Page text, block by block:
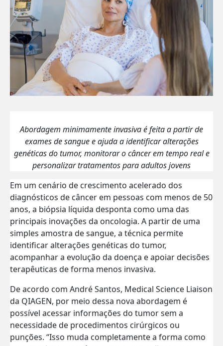
Abordagem minimamente invasiva é feita a partir de
exames de sangue e ajuda a identificar alterações
genéticas do tumor, monitorar o câncer em tempo real e
personalizar tratamentos para adultos jovens
Em um cenário de crescimento acelerado dos
diagnósticos de câncer em pessoas com menos de 50
anos, a biópsia líquida desponta como uma das
principais inovações da oncologia. A partir de uma
simples amostra de sangue, a técnica permite
identificar alterações genéticas do tumor,
acompanhar a evolução da doença e apoiar decisões
terapêuticas de forma menos invasiva.
De acordo com André Santos, Medical Science Liaison
da QIAGEN, por meio dessa nova abordagem é
possível acessar informações do tumor sem a
necessidade de procedimentos cirúrgicos ou
punções. “Isso muda completamente a forma como